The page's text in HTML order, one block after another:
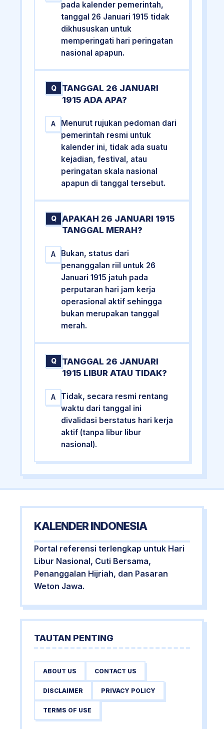
pada kalender pemerintah,
tanggal 26 Januari 1915 tidak
dikhususkan untuk
memperingati hari peringatan
nasional apapun.
Q
TANGGAL 26 JANUARI
1915 ADA APA?
A
Menurut rujukan pedoman dari
pemerintah resmi untuk
kalender ini, tidak ada suatu
kejadian, festival, atau
peringatan skala nasional
apapun di tanggal tersebut.
Q
APAKAH 26 JANUARI 1915
TANGGAL MERAH?
A
Bukan, status dari
penanggalan riil untuk 26
Januari 1915 jatuh pada
perputaran hari jam kerja
operasional aktif sehingga
bukan merupakan tanggal
merah.
Q
TANGGAL 26 JANUARI
1915 LIBUR ATAU TIDAK?
A
Tidak, secara resmi rentang
waktu dari tanggal ini
divalidasi berstatus hari kerja
aktif (tanpa libur libur
nasional).
KALENDER INDONESIA
Portal referensi terlengkap untuk Hari
Libur Nasional, Cuti Bersama,
Penanggalan Hijriah, dan Pasaran
Weton Jawa.
TAUTAN PENTING
ABOUT US CONTACT US
DISCLAIMER PRIVACY POLICY
TERMS OF USE